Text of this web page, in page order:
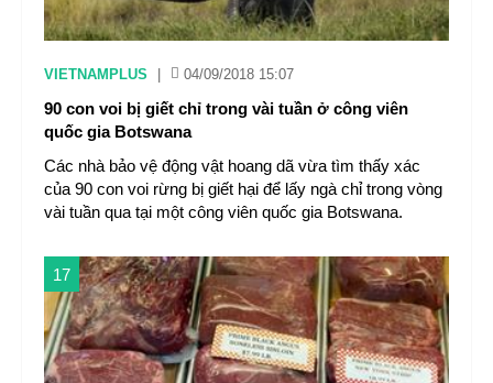
VIETNAMPLUS 04/09/2018 15:07
90 con voi bị giết chỉ trong vài tuần ở công viên
quốc gia Botswana
Các nhà bảo vệ động vật hoang dã vừa tìm thấy xác
của 90 con voi rừng bị giết hại để lấy ngà chỉ trong vòng
vài tuần qua tại một công viên quốc gia Botswana.
17